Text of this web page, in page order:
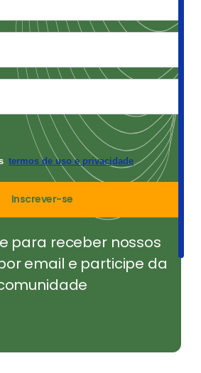
termos de uso e privacidade
Inscrever-se
para receber nossos
email e participe da